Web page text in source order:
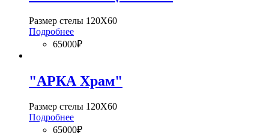
Размер стелы 120Х60
Подробнее
65000₽
"АРКА Храм"
Размер стелы 120Х60
Подробнее
65000₽